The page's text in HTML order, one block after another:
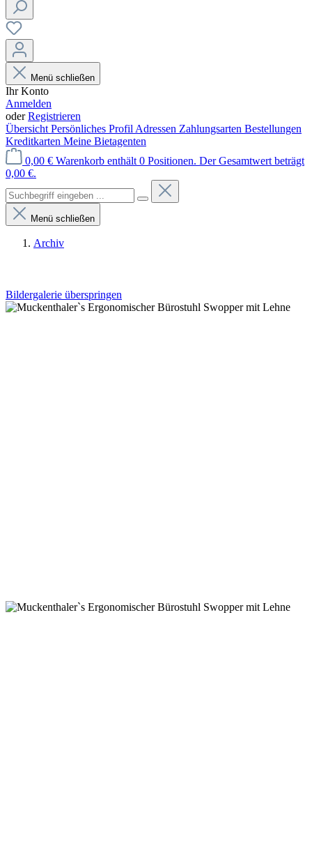
Menü schließen
Ihr Konto
Anmelden
oderRegistrieren
Übersicht Persönliches Profil Adressen Zahlungsarten Bestellungen
Kreditkarten Meine Bietagenten
0,00 € Warenkorb enthält 0 Positionen. Der Gesamtwert beträgt
0,00 €.
Menü schließen
Archiv
Bildergalerie überspringen